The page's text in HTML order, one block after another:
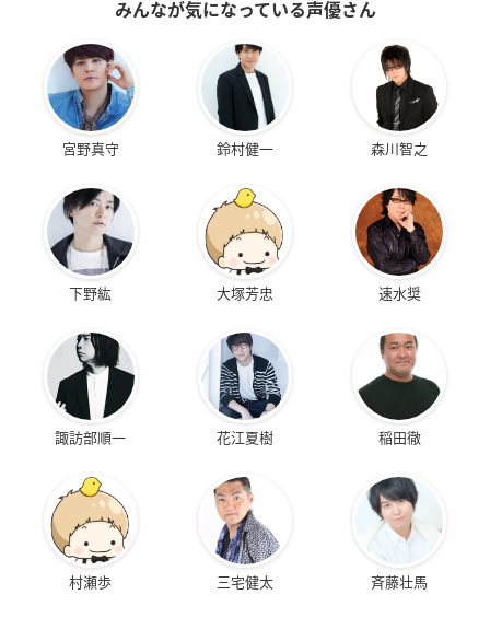
みんなが気になっている声優さん
宮野真守 鈴村健一 森川智之
下野紘 大塚芳忠 速水奨
諏訪部順一 花江夏樹 稲田徹
村瀬歩 三宅健太 斉藤壮馬